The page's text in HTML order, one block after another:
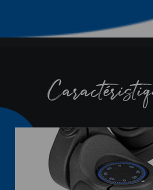
HD 3-Way
Series Heads